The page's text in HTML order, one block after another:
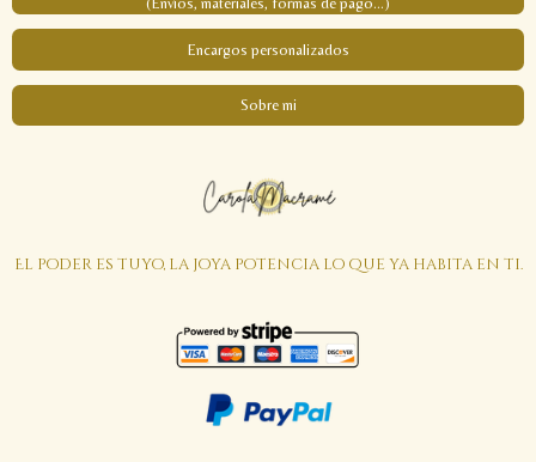
Encargos personalizados
Sobre mi
El poder es tuyo, la joya potencia lo que ya habita en ti.